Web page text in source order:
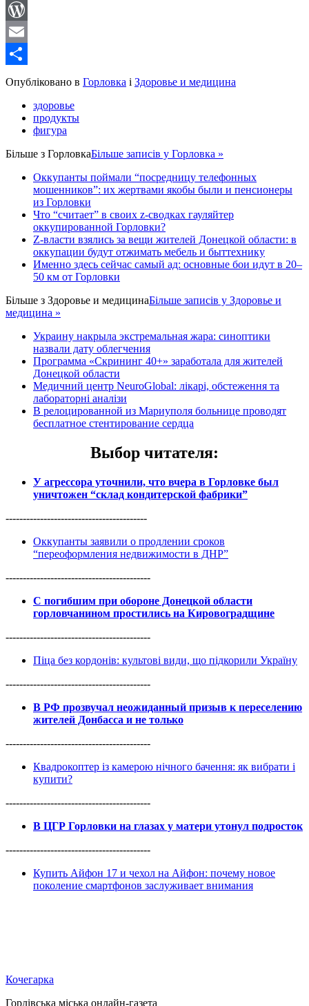
LinkedIn
WordPress
Email
Share
Опубліковано в Горловка і Здоровье и медицина
здоровье
продукты
фигура
Більше з ГорловкаБільше записів у Горловка »
Оккупанты поймали “посредницу телефонных
мошенников”: их жертвами якобы были и пенсионеры
из Горловки
Что “считает” в своих z-сводках гауляйтер
оккупированной Горловки?
Z-власти взялись за вещи жителей Донецкой области: в
оккупации будут отжимать мебель и быттехнику
Именно здесь сейчас самый ад: основные бои идут в 20–
50 км от Горловки
Більше з Здоровье и медицинаБільше записів у Здоровье и
медицина »
Украину накрыла экстремальная жара: синоптики
назвали дату облегчения
Программа «Скрининг 40+» заработала для жителей
Донецкой области
Медичний центр NeuroGlobal: лікарі, обстеження та
лабораторні аналізи
В релоцированной из Мариуполя больнице проводят
бесплатное стентирование сердца
Выбор читателя:
У агрессора уточнили, что вчера в Горловке был
уничтожен “склад кондитерской фабрики”
-----------------------------------------
Оккупанты заявили о продлении сроков
“переоформления недвижимости в ДНР”
------------------------------------------
С погибшим при обороне Донецкой области
горловчанином простились на Кировоградщине
------------------------------------------
Піца без кордонів: культові види, що підкорили Україну
------------------------------------------
В РФ прозвучал неожиданный призыв к переселению
жителей Донбасса и не только
------------------------------------------
Квадрокоптер із камерою нічного бачення: як вибрати і
купити?
------------------------------------------
В ЦГР Горловки на глазах у матери утонул подросток
------------------------------------------
Купить Айфон 17 и чехол на Айфон: почему новое
поколение смартфонов заслуживает внимания
Кочегарка
Горлівська міська онлайн-газета